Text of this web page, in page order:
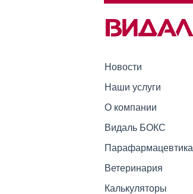
Новости
Наши услуги
О компании
Видаль БОКС
Парафармацевтика
Ветеринария
Калькуляторы